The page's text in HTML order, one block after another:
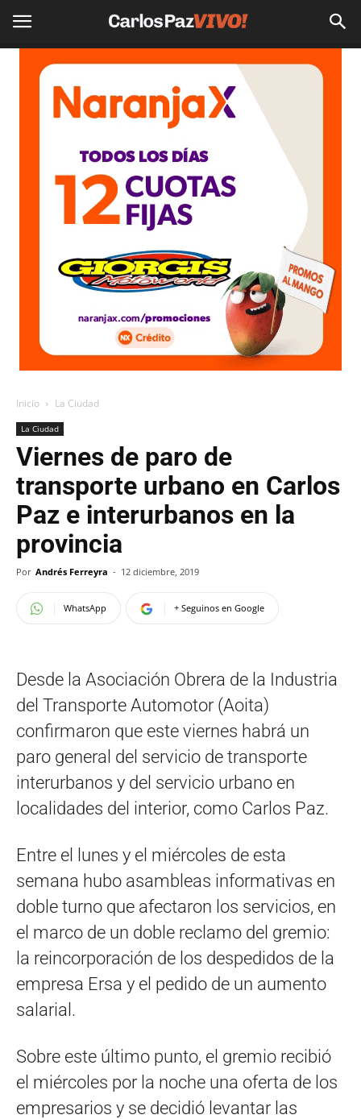
Inicio La Ciudad
La Ciudad
Viernes de paro de
transporte urbano en Carlos
Paz e interurbanos en la
provincia
Por Andrés Ferreyra - 12 diciembre, 2019
WhatsApp + Seguinos en Google
Desde la Asociación Obrera de la Industria
del Transporte Automotor (Aoita)
confirmaron que este viernes habrá un
paro general del servicio de transporte
interurbanos y del servicio urbano en
localidades del interior, como Carlos Paz.
Entre el lunes y el miércoles de esta
semana hubo asambleas informativas en
doble turno que afectaron los servicios, en
el marco de un doble reclamo del gremio:
la reincorporación de los despedidos de la
empresa Ersa y el pedido de un aumento
salarial.
Sobre este último punto, el gremio recibió
el miércoles por la noche una oferta de los
empresarios y se decidió levantar las